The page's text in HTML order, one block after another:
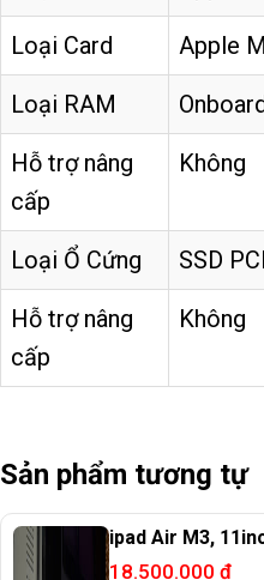
Loại Card Apple
Loại RAM
Hỗ trợ nâng
cấp
Không
Loại Ổ Cứng SSD
Hỗ trợ nâng
cấp
Không
Sản phẩm tương tự
ipad Air M3,
18.500.000 ₫